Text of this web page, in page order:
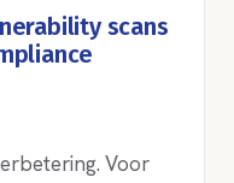
scans
Voor